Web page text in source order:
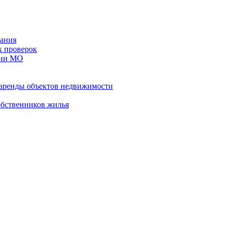
проверок
МО
объектов недвижимости
жилья